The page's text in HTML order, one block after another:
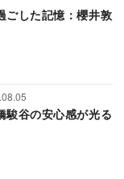
ごした記憶：櫻井敦
駿谷の安心感が光る